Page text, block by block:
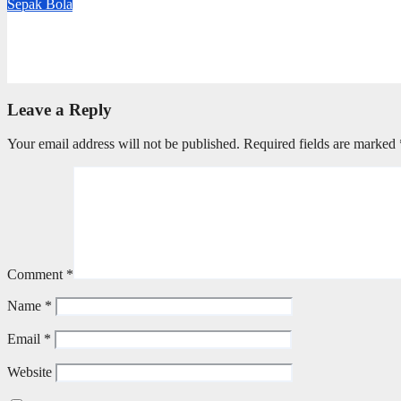
Sepak Bola
Leave a Reply
Your email address will not be published. Required fields are marked
Comment *
Name *
Email *
Website